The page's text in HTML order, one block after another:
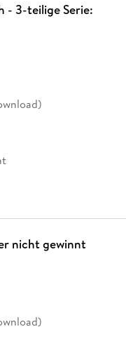
- 3-teilige Serie:
nicht gewinnt